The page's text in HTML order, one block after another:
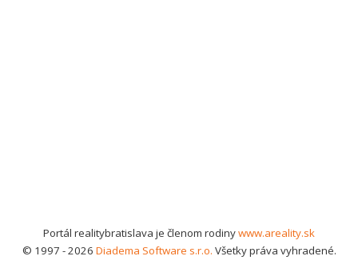
Portál realitybratislava je členom rodinywww.areality.sk
© 1997 - 2026 Diadema Software s.r.o. Všetky práva vyhradené.